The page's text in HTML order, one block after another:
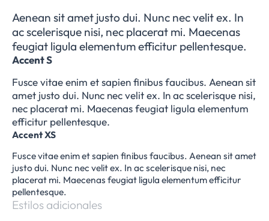
Aenean sit amet justo dui. Nunc nec velit ex. In
ac scelerisque nisi, nec placerat mi. Maecenas
feugiat ligula elementum efficitur pellentesque.
Accent S
Fusce vitae enim et sapien finibus faucibus. Aenean sit
amet justo dui. Nunc nec velit ex. In ac scelerisque nisi,
nec placerat mi. Maecenas feugiat ligula elementum
efficitur pellentesque.
Accent XS
Fusce vitae enim et sapien finibus faucibus. Aenean sit amet
justo dui. Nunc nec velit ex. In ac scelerisque nisi, nec
placerat mi. Maecenas feugiat ligula elementum efficitur
pellentesque.
Estilos adicionales